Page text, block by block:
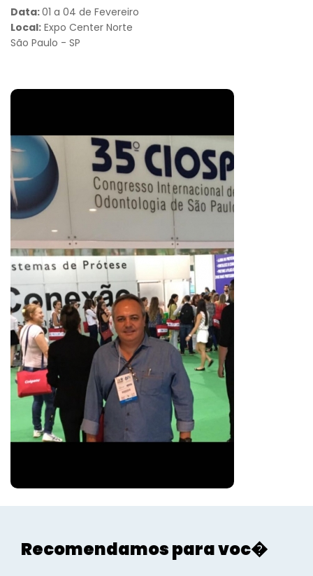
Voltar
Data:01 a 04 de Fevereiro
Local: Expo Center Norte
São Paulo - SP
Recomendamos para voc�